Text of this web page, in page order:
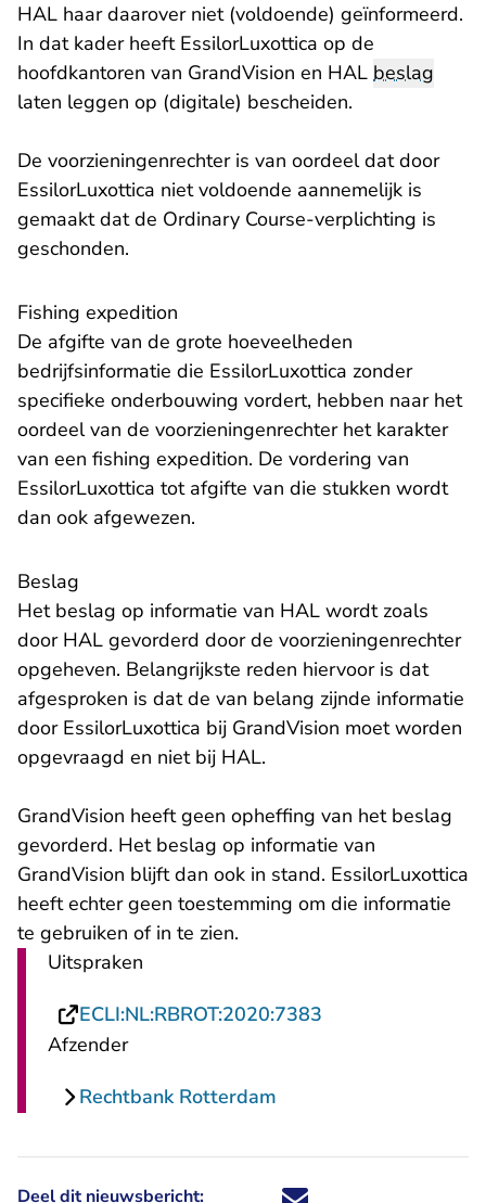
HAL haar daarover niet (voldoende) geïnformeerd.
In dat kader heeft EssilorLuxottica op de
hoofdkantoren van GrandVision en HAL beslag
laten leggen op (digitale) bescheiden.
De voorzieningenrechter is van oordeel dat door
EssilorLuxottica niet voldoende aannemelijk is
gemaakt dat de Ordinary Course-verplichting is
geschonden.
Fishing expedition
De afgifte van de grote hoeveelheden
bedrijfsinformatie die EssilorLuxottica zonder
specifieke onderbouwing vordert, hebben naar het
oordeel van de voorzieningenrechter het karakter
van een fishing expedition. De vordering van
EssilorLuxottica tot afgifte van die stukken wordt
dan ook afgewezen.
Beslag
Het beslag op informatie van HAL wordt zoals
door HAL gevorderd door de voorzieningenrechter
opgeheven. Belangrijkste reden hiervoor is dat
afgesproken is dat de van belang zijnde informatie
door EssilorLuxottica bij GrandVision moet worden
opgevraagd en niet bij HAL.
GrandVision heeft geen opheffing van het beslag
gevorderd. Het beslag op informatie van
GrandVision blijft dan ook in stand. EssilorLuxottica
heeft echter geen toestemming om die informatie
te gebruiken of in te zien.
Uitspraken
ECLI:NL:RBROT:2020:7383
Afzender
Rechtbank Rotterdam
Deel dit nieuwsbericht: Deel dit nieuwsbericht via X -
Deel dit nieuwsbericht via
Deel dit nieuwsbericht
Deel dit